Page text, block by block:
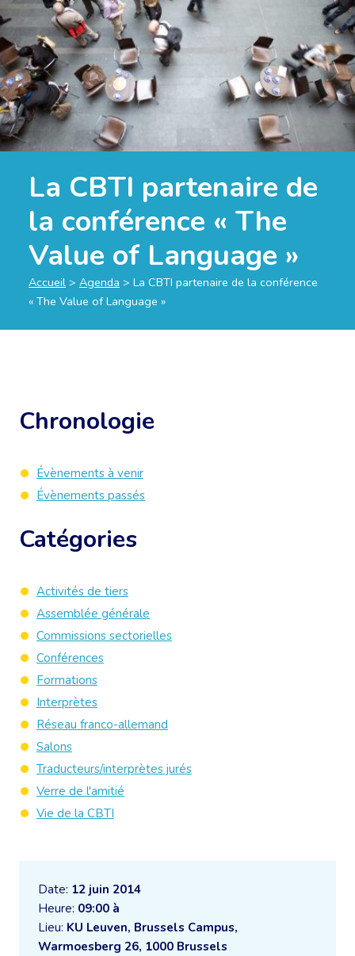
La CBTI partenaire de
la conférence « The
Value of Language »
Accueil > Agenda > La CBTI partenaire de la conférence
« The Value of Language »
Date: 12 juin 2014
Heure: 09:00 à
Lieu: KU Leuven, Brussels Campus,
Warmoesberg 26, 1000 Brussels
Chronologie
Évènements à venir
Évènements passés
Catégories
Activités de tiers
Assemblée générale
Commissions sectorielles
Conférences
Formations
Interprètes
Réseau franco-allemand
Salons
Traducteurs/interprètes jurés
Verre de l'amitié
Vie de la CBTI